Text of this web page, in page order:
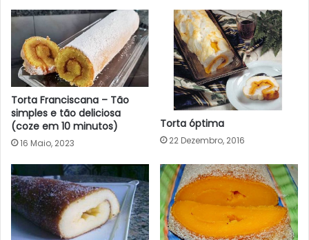
Torta Franciscana – Tão
simples e tão deliciosa
(coze em 10 minutos)
16 Maio, 2023
Torta óptima
22 Dezembro, 2016